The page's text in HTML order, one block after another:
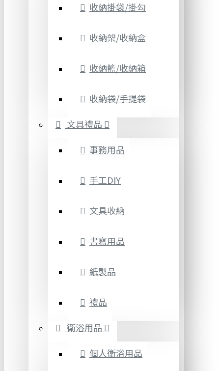
收納掛袋/掛勾
收納架/收納盒
收納籃/收納箱
收納袋/手提袋
文具禮品
事務用品
手工DIY
文具收納
書寫用品
紙製品
禮品
衛浴用品
個人衛浴用品